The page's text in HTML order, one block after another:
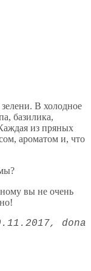
В холодное
базилика,
из пряных
ароматом и, что
вы не очень
dona